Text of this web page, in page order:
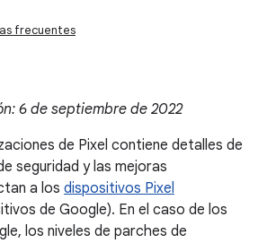
frecuentes
6 de septiembre de 2022
de Pixel contiene detalles de
seguridad y las mejoras
a los dispositivos Pixel
de Google). En el caso de los
los niveles de parches de